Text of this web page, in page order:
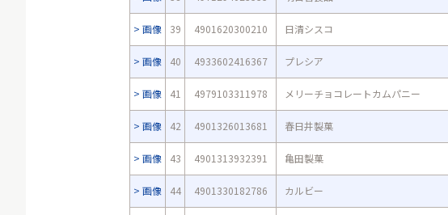
画像 39 4901620300210 日清シスコ
画像 40 4933602416367 プレシア
画像 41 4979103311978 メリーチョコレートカムパニー
画像 42 4901326013681 春日井製菓
画像 43 4901313932391 亀田製菓
画像 44 4901330182786 カルビー